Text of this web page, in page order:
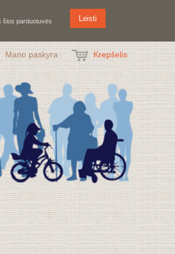
šios parduotuvės
Leisti
Mano paskyra Krepšelis